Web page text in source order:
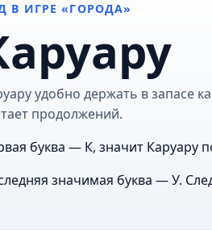
В ИГРЕ «ГОРОДА»
удобно держать в запасе
продолжений.
буква — К, значит Каруару
значимая буква — У.